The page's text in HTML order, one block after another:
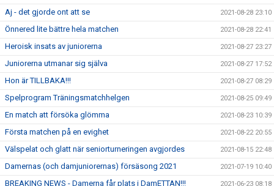
Aj - det gjorde ont att se 2021-08-28 23:10
Önnered lite bättre hela matchen 2021-08-28 22:41
Heroisk insats av juniorerna 2021-08-27 23:27
Juniorerna utmanar sig själva 2021-08-27 17:52
Hon är TILLBAKA!!! 2021-08-27 08:29
Spelprogram Träningsmatchhelgen 2021-08-25 09:49
En match att försöka glömma 2021-08-23 10:39
Första matchen på en evighet 2021-08-22 20:55
Välspelat och glatt när seniorturneringen avgjordes 2021-08-15 22:48
Damernas (och damjuniorernas) försäsong 2021 2021-07-19 10:40
BREAKING NEWS - Damerna får plats i DamETTAN!!! 2021-06-23 08:18